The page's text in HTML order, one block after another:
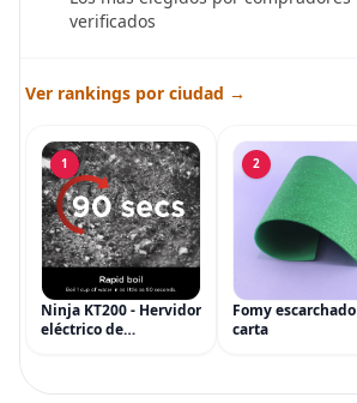
verificados
Ver rankings por ciudad →
1
Ninja KT200 - Hervidor
eléctrico de
2
Fomy escarchado
carta